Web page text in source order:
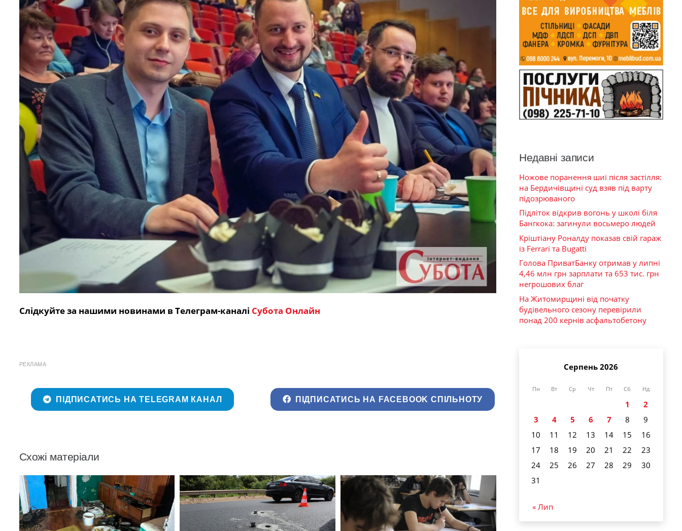
Слідкуйте за нашими новинами в Телеграм-каналі Субота Онлайн
РЕКЛАМА
ПІДПИСАТИСЬ НА TELEGRAM КАНАЛ ПІДПИСАТИСЬ НА FACEBOOK СПІЛЬНОТУ
Схожі матеріали
Недавні записи
Ножове поранення шиї після застілля:
на Бердичівщині суд взяв під варту
підозрюваного
Підліток відкрив вогонь у школі біля
Бангкока: загинули восьмеро людей
Кріштіану Роналду показав свій гараж
із Ferrari та Bugatti
Голова ПриватБанку отримав у липні
4,46 млн грн зарплати та 653 тис. грн
негрошових благ
На Житомирщині від початку
будівельного сезону перевірили
понад 200 кернів асфальтобетону
Серпень 2026
Пн Вт Ср Чт Пт Сб Нд
1
2
3
4 5 6 7 8
9
10
11 12 13 14 15
16
17
18 19 20 21 22
23
24
25 26 27 28 29
30
31
« Лип